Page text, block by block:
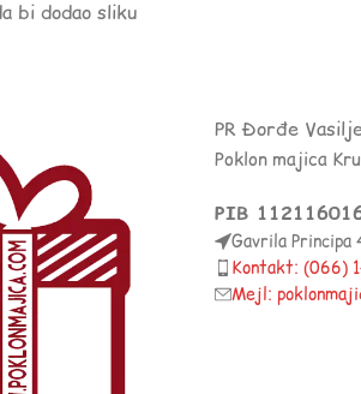
bi dodao sliku
PR Đorđe
Poklon majica
PIB
Gavrila Principa
Kontakt: (066)
Mejl: